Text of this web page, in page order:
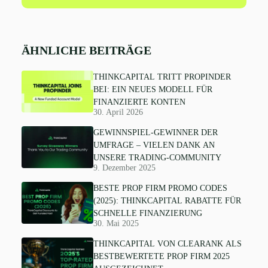
ÄHNLICHE BEITRÄGE
THINKCAPITAL TRITT PROPINDER
BEI: EIN NEUES MODELL FÜR
FINANZIERTE KONTEN
30. April 2026
GEWINNSPIEL-GEWINNER DER
UMFRAGE – VIELEN DANK AN
UNSERE TRADING-COMMUNITY
9. Dezember 2025
BESTE PROP FIRM PROMO CODES
(2025): THINKCAPITAL RABATTE FÜR
SCHNELLE FINANZIERUNG
30. Mai 2025
THINKCAPITAL VON CLEARANK ALS
BESTBEWERTETE PROP FIRM 2025